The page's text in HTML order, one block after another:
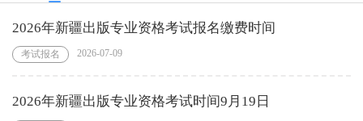
2026年新疆出版专业资格考试报名缴费时间
考试报名 2026-07-09
2026年新疆出版专业资格考试时间9月19日